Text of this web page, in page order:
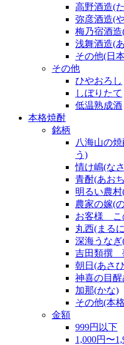
高野酒造(
弥彦酒造(
梅乃宿酒
浅舞酒造(
その他(日
その他
ひやおろし
しぼりたて
低温熟成酒
本格焼酎
銘柄
八海山の
う)
情け嶋(な
青酎(あお
明るい農
農家の嫁(
お客様 こ
丸西(まる
深海うな
吉田類撰
朝日(あさ
神喜の目醒
加那(かな)
その他(本
金額
999円以下
1,000円〜